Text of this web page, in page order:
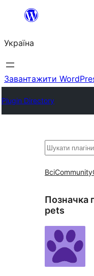
Перейти
вмісту
Україна
Завантажити
Plugin Directory
Пошук
ВсіCommunity
Позначка
pets